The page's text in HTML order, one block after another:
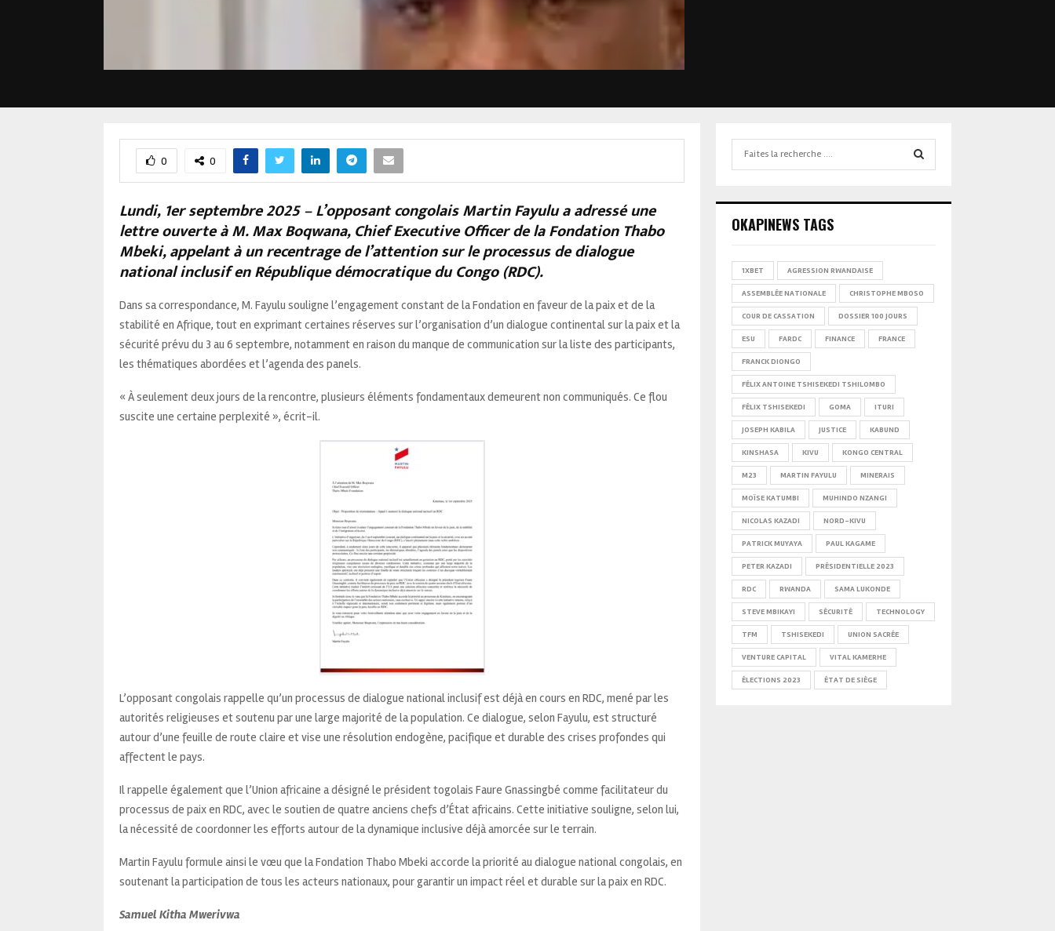
0 0
Lundi, 1er septembre 2025 – L’opposant congolais Martin Fayulu a adressé une
lettre ouverte à M. Max Boqwana, Chief Executive Officer de la Fondation Thabo
Mbeki, appelant à un recentrage de l’attention sur le processus de dialogue
national inclusif en République démocratique du Congo (RDC).
Dans sa correspondance, M. Fayulu souligne l’engagement constant de la Fondation en faveur de la paix et de la
stabilité en Afrique, tout en exprimant certaines réserves sur l’organisation d’un dialogue continental sur la paix et la
sécurité prévu du 3 au 6 septembre, notamment en raison du manque de communication sur la liste des participants,
les thématiques abordées et l’agenda des panels.
« À seulement deux jours de la rencontre, plusieurs éléments fondamentaux demeurent non communiqués. Ce flou
suscite une certaine perplexité », écrit-il.
L’opposant congolais rappelle qu’un processus de dialogue national inclusif est déjà en cours en RDC, mené par les
autorités religieuses et soutenu par une large majorité de la population. Ce dialogue, selon Fayulu, est structuré
autour d’une feuille de route claire et vise une résolution endogène, pacifique et durable des crises profondes qui
affectent le pays.
Il rappelle également que l’Union africaine a désigné le président togolais Faure Gnassingbé comme facilitateur du
processus de paix en RDC, avec le soutien de quatre anciens chefs d’État africains. Cette initiative souligne, selon lui,
la nécessité de coordonner les efforts autour de la dynamique inclusive déjà amorcée sur le terrain.
Martin Fayulu formule ainsi le vœu que la Fondation Thabo Mbeki accorde la priorité au dialogue national congolais, en
soutenant la participation de tous les acteurs nationaux, pour garantir un impact réel et durable sur la paix en RDC.
Samuel Kitha Mwerivwa
OKAPINEWS TAGS
1XBET AGRESSION RWANDAISE
ASSEMBLÉE NATIONALE CHRISTOPHE MBOSO
COUR DE CASSATION DOSSIER 100 JOURS
ESU FARDC FINANCE FRANCE
FRANCK DIONGO
FÉLIX ANTOINE TSHISEKEDI TSHILOMBO
FÉLIX TSHISEKEDI GOMA ITURI
JOSEPH KABILA JUSTICE KABUND
KINSHASA KIVU KONGO CENTRAL
M23 MARTIN FAYULU MINERAIS
MOÏSE KATUMBI MUHINDO NZANGI
NICOLAS KAZADI NORD-KIVU
PATRICK MUYAYA PAUL KAGAME
PETER KAZADI PRÉSIDENTIELLE 2023
RDC RWANDA SAMA LUKONDE
STEVE MBIKAYI SÉCURITÉ TECHNOLOGY
TFM TSHISEKEDI UNION SACRÉE
VENTURE CAPITAL VITAL KAMERHE
ÉLECTIONS 2023 ÉTAT DE SIÈGE